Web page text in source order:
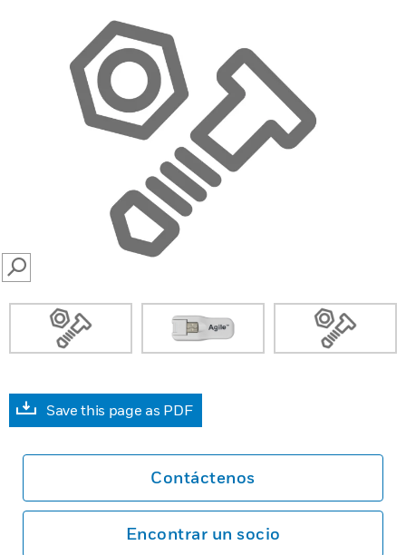
SEARCH
Save this page as PDF
Contáctenos
Encontrar un socio